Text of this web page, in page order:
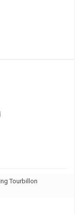
Tourbillon